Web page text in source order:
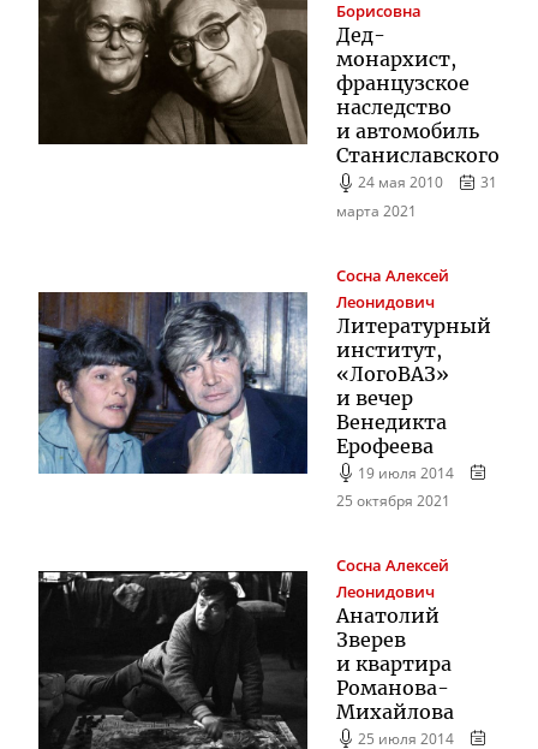
Борисовна
Дед-
монархист,
французское
наследство
и автомобиль
Станиславского
24 мая 2010
31
марта 2021
Сосна Алексей
Леонидович
Литературный
институт,
«ЛогоВАЗ»
и вечер
Венедикта
Ерофеева
19 июля 2014
25 октября 2021
Сосна Алексей
Леонидович
Анатолий
Зверев
и квартира
Романова-
Михайлова
25 июля 2014